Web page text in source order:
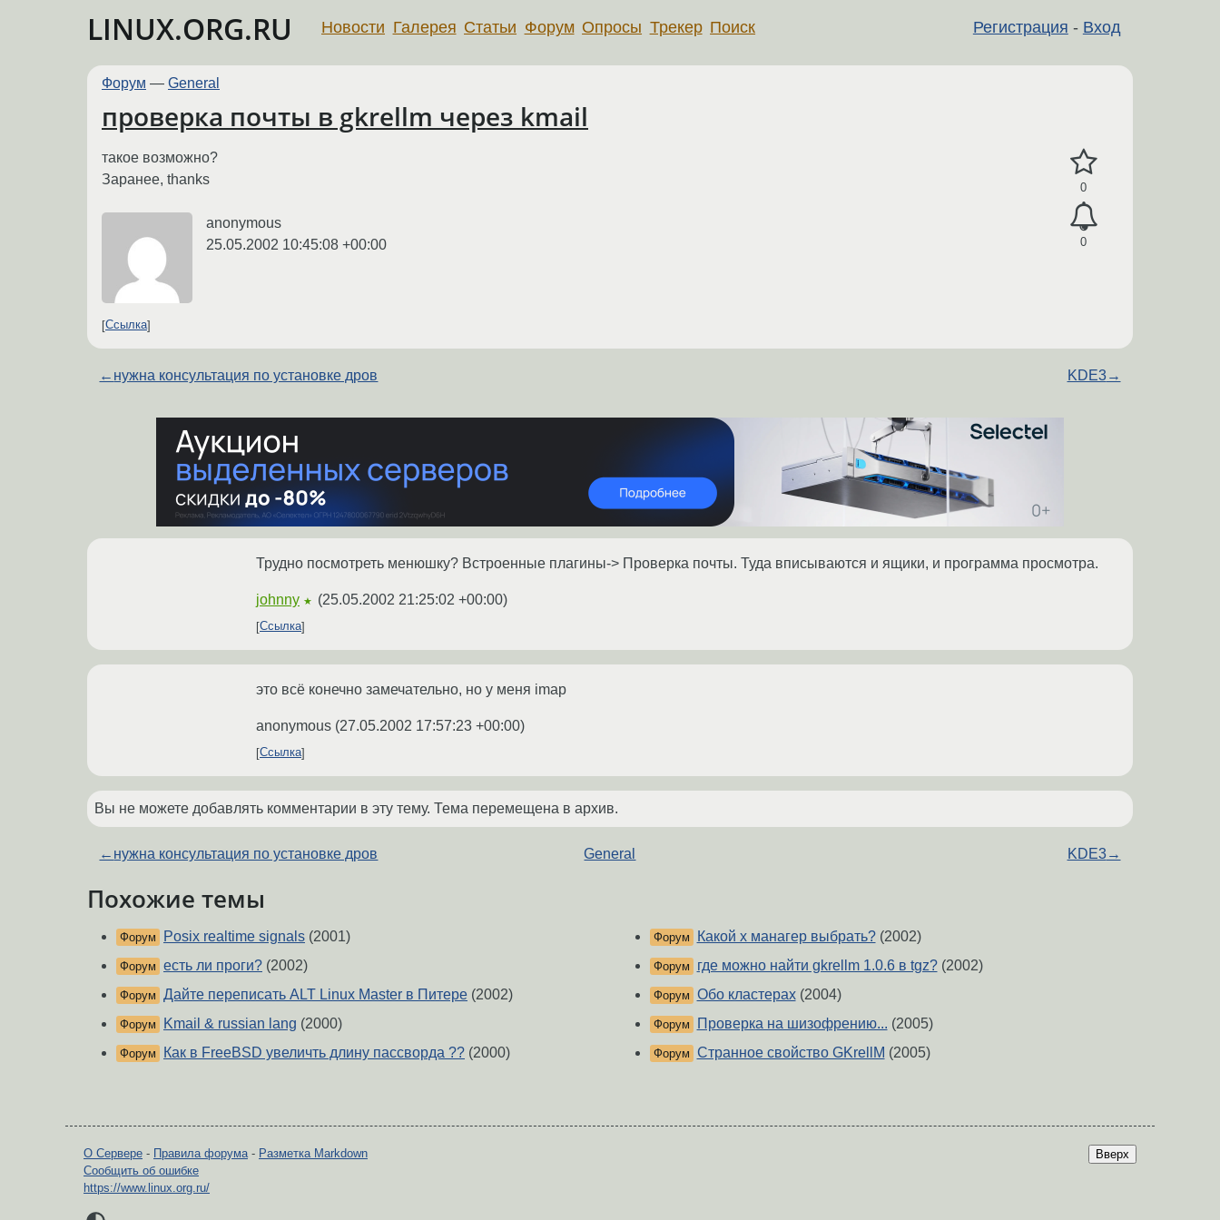
LINUX.ORG.RU Регистрация - Вход
Новости Галерея Статьи Форум Опросы Трекер Поиск
Форум — General
проверка почты в gkrellm через kmail
0
0
такое возможно?
Заранее, thanks
anonymous
25.05.2002 10:45:08 +00:00
Ссылка
← нужна консультация по установке дров KDE3→
Трудно посмотреть менюшку? Встроенные плагины-> Проверка почты. Туда вписываются и ящики, и программа просмотра.
johnny ★ (25.05.2002 21:25:02 +00:00)
Ссылка
это всё конечно замечательно, но у меня imap
anonymous (27.05.2002 17:57:23 +00:00)
Ссылка
Вы не можете добавлять комментарии в эту тему. Тема перемещена в архив.
← нужна консультация по установке дров General KDE3→
Похожие темы
Форум Posix realtime signals (2001)
Форум есть ли проги? (2002)
Форум Дайте переписать ALT Linux Master в Питере (2002)
Форум Kmail & russian lang (2000)
Форум Как в FreeBSD увеличть длину пассворда ?? (2000)
Форум Какой x манагер выбрать?(2002)
Форум где можно найти gkrellm 1.0.6 в tgz?(2002)
Форум Обо кластерах(2004)
Форум Проверка на шизофрению... (2005)
Форум Странное свойство GKrellM (2005)
Вверх
О Сервере - Правила форума- Разметка Markdown
Сообщить об ошибке
https://www.linux.org.ru/